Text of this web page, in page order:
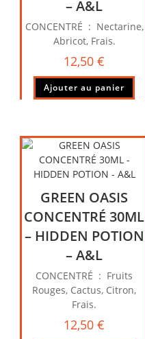
– A&L
CONCENTRÉ : Nectarine,
Abricot, Frais.
12,50€
Ajouter au panier
GREEN OASIS
CONCENTRÉ 30ML
– HIDDEN POTION
– A&L
CONCENTRÉ : Fruits
Rouges, Cactus, Citron,
Frais.
12,50€